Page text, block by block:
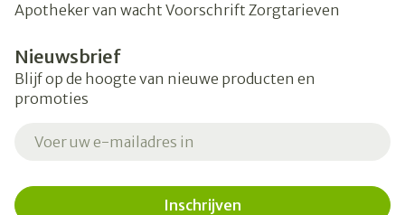
Apotheker van wacht Voorschrift Zorgtarieven
Nieuwsbrief
Blijf op de hoogte van nieuwe producten en
promoties
Inschrijven